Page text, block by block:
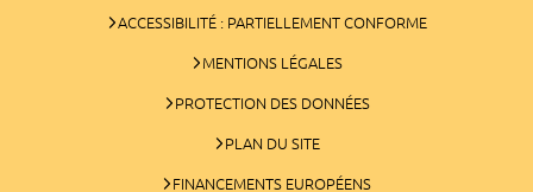
ACCESSIBILITÉ : PARTIELLEMENT CONFORME
MENTIONS LÉGALES
PROTECTION DES DONNÉES
PLAN DU SITE
FINANCEMENTS EUROPÉENS